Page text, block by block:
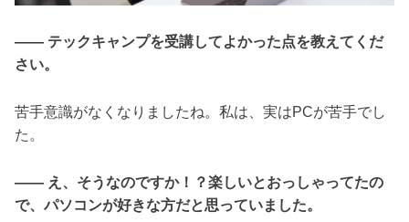
―― テックキャンプを受講してよかった点を教えてくだ
さい。
苦手意識がなくなりましたね。私は、実はPCが苦手でし
た。
―― え、そうなのですか！？楽しいとおっしゃってたの
で、パソコンが好きな方だと思っていました。